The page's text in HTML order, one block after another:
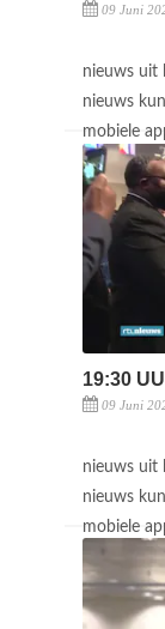
09 Juni
nieuws uit
nieuws
mobiele
19:30
09 Juni
nieuws uit
nieuws
mobiele